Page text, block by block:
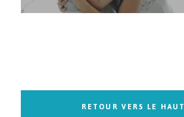
RETOUR VERS LE HAUT